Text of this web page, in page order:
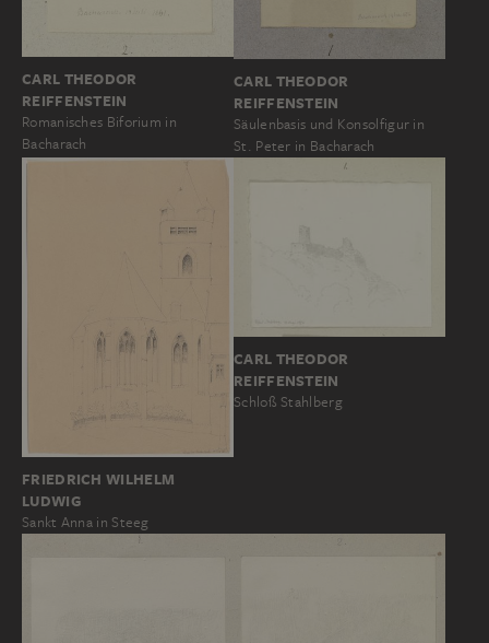
CARL THEODOR
REIFFENSTEIN
Romanisches Biforium in
Bacharach
CARL THEODOR
REIFFENSTEIN
Säulenbasis und Konsolfigur in
St. Peter in Bacharach
FRIEDRICH WILHELM
LUDWIG
Sankt Anna in Steeg
CARL THEODOR
REIFFENSTEIN
Schloß Stahlberg